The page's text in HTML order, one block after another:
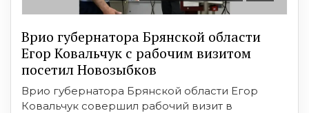
Врио губернатора Брянской области
Егор Ковальчук с рабочим визитом
посетил Новозыбков
Врио губернатора Брянской области Егор
Ковальчук совершил рабочий визит в